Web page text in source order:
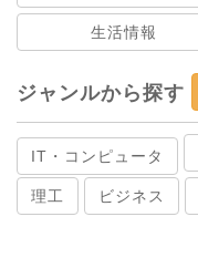
生活情報
ジャンルから探す
IT・コンピュータ
理工 ビジネス